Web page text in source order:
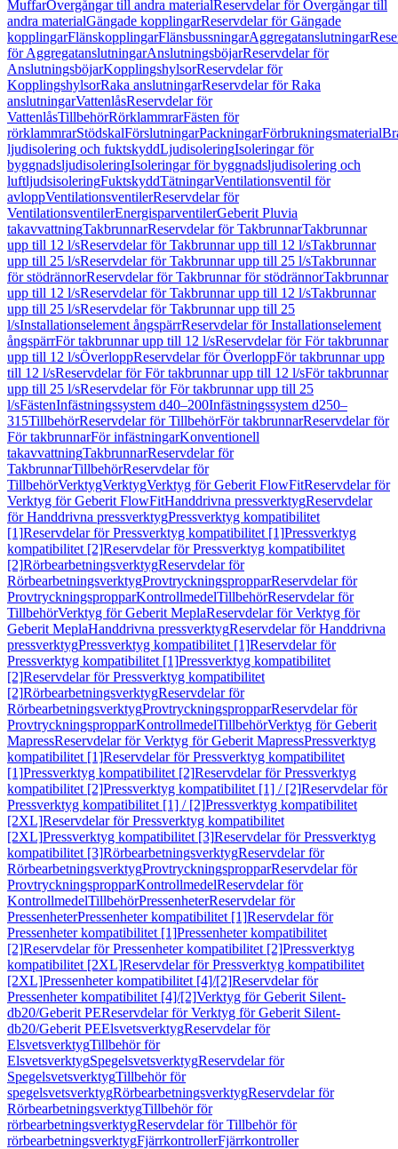
MuffarÖvergångar till andra materialReservdelar för Övergångar till
andra materialGängade kopplingarReservdelar för Gängade
kopplingarFlänskopplingarFlänsbussningarAggregatanslutningar
för AggregatanslutningarAnslutningsböjarReservdelar för
AnslutningsböjarKopplingshylsorReservdelar för
KopplingshylsorRaka anslutningarReservdelar för Raka
anslutningarVattenlåsReservdelar för
VattenlåsTillbehörRörklammrarFästen för
rörklammrarStödskalFörslutningarPackningarFörbrukningsmaterial
ljudisolering och fuktskyddLjudisoleringIsoleringar för
byggnadsljudisoleringIsoleringar för byggnadsljudisolering och
luftljudsisoleringFuktskyddTätningarVentilationsventil för
avloppVentilationsventilerReservdelar för
VentilationsventilerEnergisparventilerGeberit Pluvia
takavvattningTakbrunnarReservdelar för TakbrunnarTakbrunnar
upp till 12 l/sReservdelar för Takbrunnar upp till 12 l/sTakbrunnar
upp till 25 l/sReservdelar för Takbrunnar upp till 25 l/sTakbrunnar
för stödrännorReservdelar för Takbrunnar för stödrännorTakbrunnar
upp till 12 l/sReservdelar för Takbrunnar upp till 12 l/sTakbrunnar
upp till 25 l/sReservdelar för Takbrunnar upp till 25
l/sInstallationselement ångspärrReservdelar för Installationselement
ångspärrFör takbrunnar upp till 12 l/sReservdelar för För takbrunnar
upp till 12 l/sÖverloppReservdelar för ÖverloppFör takbrunnar upp
till 12 l/sReservdelar för För takbrunnar upp till 12 l/sFör takbrunnar
upp till 25 l/sReservdelar för För takbrunnar upp till 25
l/sFästenInfästningssystem d40–200Infästningssystem d250–
315TillbehörReservdelar för TillbehörFör takbrunnarReservdelar för
För takbrunnarFör infästningarKonventionell
takavvattningTakbrunnarReservdelar för
TakbrunnarTillbehörReservdelar för
TillbehörVerktygVerktygVerktyg för Geberit FlowFitReservdelar för
Verktyg för Geberit FlowFitHanddrivna pressverktygReservdelar
för Handdrivna pressverktygPressverktyg kompatibilitet
[1]Reservdelar för Pressverktyg kompatibilitet [1]Pressverktyg
kompatibilitet [2]Reservdelar för Pressverktyg kompatibilitet
[2]RörbearbetningsverktygReservdelar för
RörbearbetningsverktygProvtryckningspropparReservdelar för
ProvtryckningspropparKontrollmedelTillbehörReservdelar för
TillbehörVerktyg för Geberit MeplaReservdelar för Verktyg för
Geberit MeplaHanddrivna pressverktygReservdelar för Handdrivna
pressverktygPressverktyg kompatibilitet [1]Reservdelar för
Pressverktyg kompatibilitet [1]Pressverktyg kompatibilitet
[2]Reservdelar för Pressverktyg kompatibilitet
[2]RörbearbetningsverktygReservdelar för
RörbearbetningsverktygProvtryckningspropparReservdelar för
ProvtryckningspropparKontrollmedelTillbehörVerktyg för Geberit
MapressReservdelar för Verktyg för Geberit MapressPressverktyg
kompatibilitet [1]Reservdelar för Pressverktyg kompatibilitet
[1]Pressverktyg kompatibilitet [2]Reservdelar för Pressverktyg
kompatibilitet [2]Pressverktyg kompatibilitet [1] / [2]Reservdelar för
Pressverktyg kompatibilitet [1] / [2]Pressverktyg kompatibilitet
[2XL]Reservdelar för Pressverktyg kompatibilitet
[2XL]Pressverktyg kompatibilitet [3]Reservdelar för Pressverktyg
kompatibilitet [3]RörbearbetningsverktygReservdelar för
RörbearbetningsverktygProvtryckningspropparReservdelar för
ProvtryckningspropparKontrollmedelReservdelar för
KontrollmedelTillbehörPressenheterReservdelar för
PressenheterPressenheter kompatibilitet [1]Reservdelar för
Pressenheter kompatibilitet [1]Pressenheter kompatibilitet
[2]Reservdelar för Pressenheter kompatibilitet [2]Pressverktyg
kompatibilitet [2XL]Reservdelar för Pressverktyg kompatibilitet
[2XL]Pressenheter kompatibilitet [4]/[2]Reservdelar för
Pressenheter kompatibilitet [4]/[2]Verktyg för Geberit Silent-
db20/Geberit PEReservdelar för Verktyg för Geberit Silent-
db20/Geberit PEElsvetsverktygReservdelar för
ElsvetsverktygTillbehör för
ElsvetsverktygSpegelsvetsverktygReservdelar för
SpegelsvetsverktygTillbehör för
spegelsvetsverktygRörbearbetningsverktygReservdelar för
RörbearbetningsverktygTillbehör för
rörbearbetningsverktygReservdelar för Tillbehör för
rörbearbetningsverktygFjärrkontrollerFjärrkontroller